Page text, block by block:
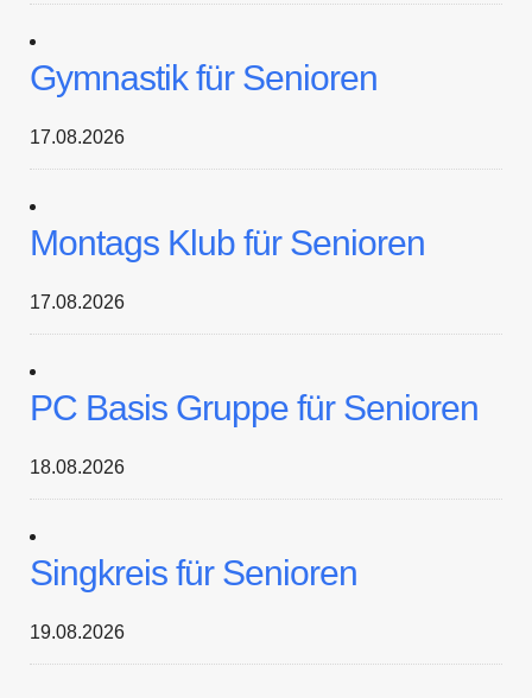
Gymnastik für Senioren
17.08.2026
Montags Klub für Senioren
17.08.2026
PC Basis Gruppe für Senioren
18.08.2026
Singkreis für Senioren
19.08.2026